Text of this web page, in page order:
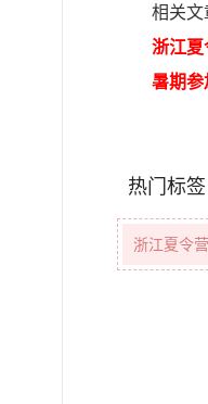
相关文
浙江夏
暑期参
热门标签
浙江夏令营